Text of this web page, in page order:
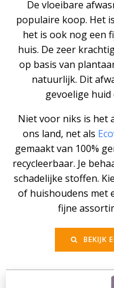
De vloeibare
populaire koop. Het
het is ook nog een
huis. De zeer
op basis van
natuurlijk. Dit
gevoelige
Niet voor niks is het
ons land, net als
gemaakt van 100%
recycleerbaar. Je
schadelijke stoffen.
of huishoudens met
fijne
BEKIJK